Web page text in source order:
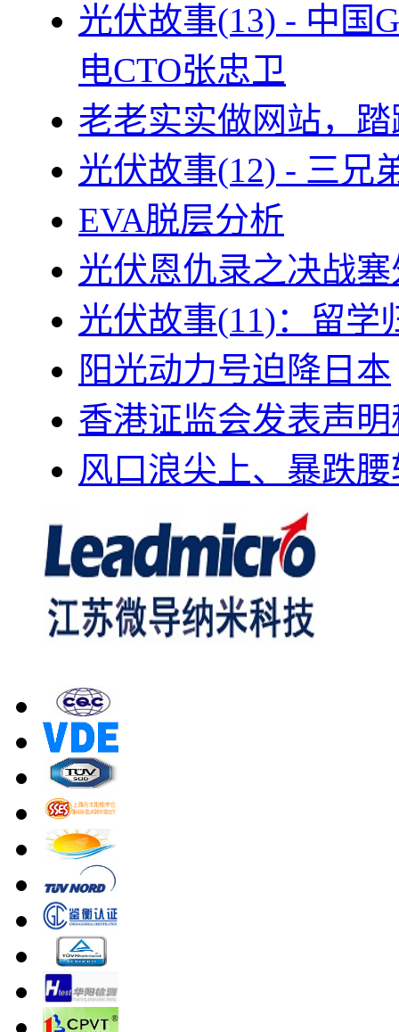
光伏故事(13) - 中国
电CTO张忠卫
老老实实做网站，
光伏故事(12) - 三兄
EVA脱层分析
光伏恩仇录之决战
光伏故事(11)：留学
阳光动力号迫降日本
香港证监会发表声
风口浪尖上、暴跌